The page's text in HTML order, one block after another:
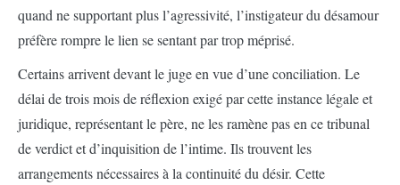
quand ne supportant plus l’agressivité, l’instigateur du désamour
préfère rompre le lien se sentant par trop méprisé.
Certains arrivent devant le juge en vue d’une conciliation. Le
délai de trois mois de réflexion exigé par cette instance légale et
juridique, représentant le père, ne les ramène pas en ce tribunal
de verdict et d’inquisition de l’intime. Ils trouvent les
arrangements nécessaires à la continuité du désir. Cette